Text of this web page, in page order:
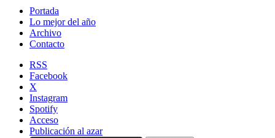
Portada
Lo mejor del año
Archivo
Contacto
RSS
Facebook
X
Instagram
Spotify
Acceso
Publicación al azar